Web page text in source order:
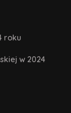
roku
w 2024